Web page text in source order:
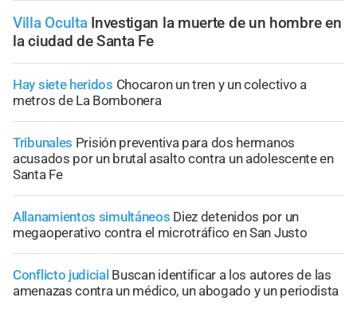
Villa Oculta Investigan la muerte de un hombre en
la ciudad de Santa Fe
Hay siete heridos Chocaron un tren y un colectivo a
metros de La Bombonera
Tribunales Prisión preventiva para dos hermanos
acusados por un brutal asalto contra un adolescente en
Santa Fe
Allanamientos simultáneos Diez detenidos por un
megaoperativo contra el microtráfico en San Justo
Conflicto judicial Buscan identificar a los autores de las
amenazas contra un médico, un abogado y un periodista